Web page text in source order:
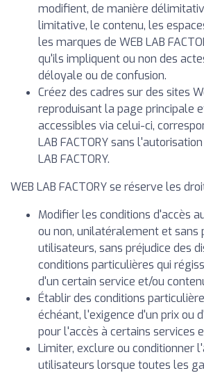
modifient, de manière
limitative, le contenu, les
les marques de WEB LAB
qu'ils impliquent ou non des
déloyale ou de confusion.
Créez des cadres sur des sites
reproduisant la page principale
accessibles via celui-ci,
LAB FACTORY sans
LAB FACTORY.
WEB LAB FACTORY se réserve les
Modifier les conditions d'accès
ou non, unilatéralement et sans
utilisateurs, sans préjudice des
conditions particulières qui
d'un certain service et/ou
Établir des conditions
échéant, l'exigence d'un prix ou
pour l'accès à certains services
Limiter, exclure ou conditionner
utilisateurs lorsque toutes les